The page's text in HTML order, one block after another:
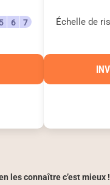
5 6 7 Échelle de
les connaître c’est mieux !